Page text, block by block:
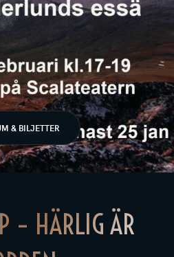
& BILJETTER
– HÄRLIG ÄR